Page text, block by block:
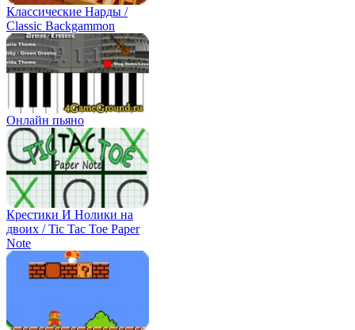
Классические Нарды /
Classic Backgammon
Онлайн пьяно
Крестики И Нолики на
двоих / Tic Tac Toe Paper
Note